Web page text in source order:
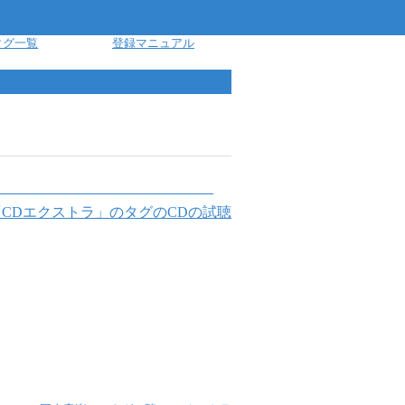
グ一覧 登録マニュアル
CDエクストラ 」のタグのCDの試聴